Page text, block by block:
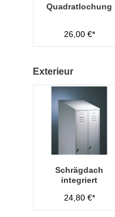
Quadratlochung
26,00 €*
Exterieur
Schrägdach
integriert
24,80 €*